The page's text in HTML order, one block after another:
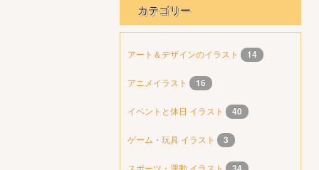
カテゴリー
アート＆デザインのイラスト 14
アニメイラスト 16
イベントと休日 イラスト 40
ゲーム・玩具 イラスト 3
スポーツ・運動 イラスト